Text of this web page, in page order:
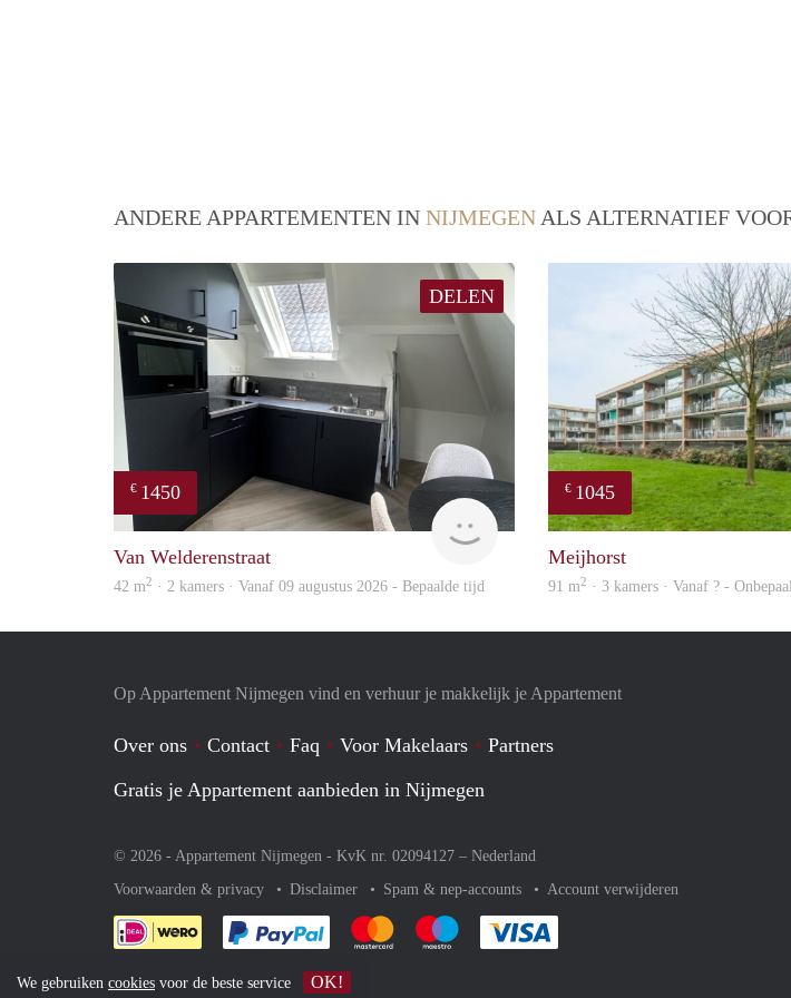
ANDERE APPARTEMENTEN IN NIJMEGEN ALS ALTERNATIEF
DELEN
€ 1450
Next
Van Welderenstraat
42 m2 · 2 kamers · Vanaf 09 augustus 2026 - Bepaalde tijd
€ 1045
Meijhorst
91 m2 · 3 kamers · Vanaf ? -
Op Appartement Nijmegen vind en verhuur je makkelijk je Appartement
Over ons Contact Faq Voor Makelaars
Partners
Gratis je Appartement aanbieden in Nijmegen
© 2026 - Appartement Nijmegen - KvK nr. 02094127 – Nederland
Voorwaarden & privacy
Disclaimer Spam & nep-accounts Account verwijderen
Je rekent gemakkelijk af met Paypal
Je rekent gemakkelijk af met Mastercard
Je rekent gemakkelijk af met Meastro
We gebruiken cookies voor de beste service OK!